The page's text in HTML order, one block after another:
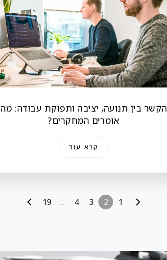
הקשר בין תנועה, יציבה ותפוקת עבודה: מה
אומרים המחקרים?
קרא עוד
1
2
3
4
…
19